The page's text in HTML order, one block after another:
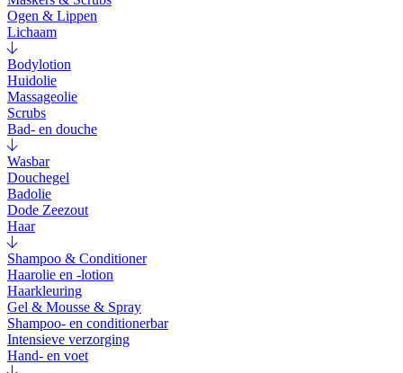
Ogen & Lippen
Lichaam
Bodylotion
Huidolie
Massageolie
Scrubs
Bad- en douche
Wasbar
Douchegel
Badolie
Dode Zeezout
Haar
Shampoo & Conditioner
Haarolie en -lotion
Haarkleuring
Gel & Mousse & Spray
Shampoo- en conditionerbar
Intensieve verzorging
Hand- en voet